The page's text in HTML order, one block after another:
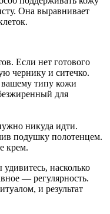
Она выравнивает
Если нет готового
чернику и ситечко.
типу кожи
для
никуда идти.
подушку полотенцем.
крем.
насколько
— регулярность.
и результат